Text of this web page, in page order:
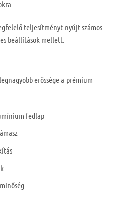
teljesítményt nyújt számos
beállítások mellett.
erőssége a prémium
fedlap